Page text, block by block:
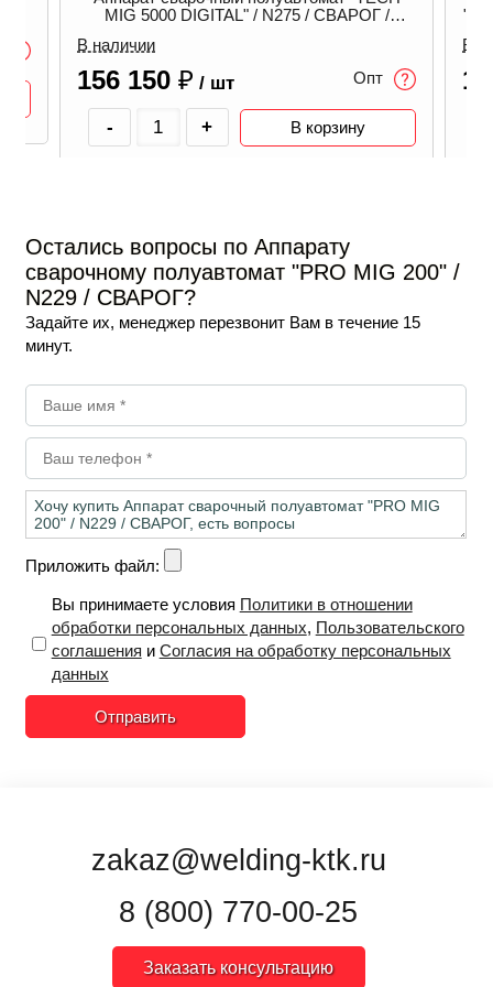
MIG 5000 DIGITAL" / N275 / СВАРОГ /
В наличии
156 150 ₽ / шт Опт
- + В корзину
В
Остались вопросы по Аппарату
сварочному полуавтомат "PRO MIG 200" /
N229 / СВАРОГ?
Задайте их, менеджер перезвонит Вам в течение 15
минут.
Приложить файл:
Вы принимаете условия Политики в отношении
обработки персональных данных, Пользовательского
соглашения и Согласия на обработку персональных
данных
Отправить
zakaz@welding-ktk.ru
8 (800) 770-00-25
Заказать консультацию